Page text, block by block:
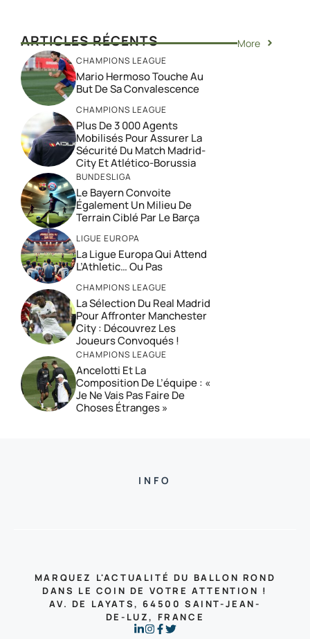
ARTICLES RÉCENTS More
CHAMPIONS LEAGUE
Mario Hermoso Touche Au
But De Sa Convalescence
CHAMPIONS LEAGUE
Plus De 3 000 Agents
Mobilisés Pour Assurer La
Sécurité Du Match Madrid-
City Et Atlético-Borussia
BUNDESLIGA
Le Bayern Convoite
Également Un Milieu De
Terrain Ciblé Par Le Barça
LIGUE EUROPA
La Ligue Europa Qui Attend
L’Athletic… Ou Pas
CHAMPIONS LEAGUE
La Sélection Du Real Madrid
Pour Affronter Manchester
City : Découvrez Les
Joueurs Convoqués !
CHAMPIONS LEAGUE
Ancelotti Et La
Composition De L’équipe : «
Je Ne Vais Pas Faire De
Choses Étranges »
INFO
MARQUEZ L'ACTUALITÉ DU BALLON ROND
DANS LE COIN DE VOTRE ATTENTION !
AV. DE LAYATS, 64500 SAINT-JEAN-
DE-LUZ, FRANCE